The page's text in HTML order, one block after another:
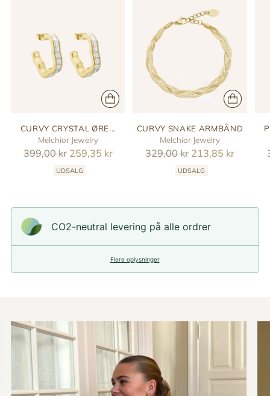
CURVY CRYSTAL ØRE...
Melchior Jewelry
Reguler
399,00 kr 259,35 kr
UDSALG
CURVY SNAKE ARMBÅND
Melchior Jewelry
Reguler
329,00 kr 213,85 kr
UDSALG
CO2-neutral levering på alle ordrer
Flere oplysninger